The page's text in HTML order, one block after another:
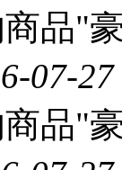
品"
07-
品"